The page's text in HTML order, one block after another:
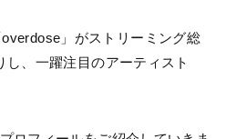
」がストリーミング総
、一躍注目のアーティスト